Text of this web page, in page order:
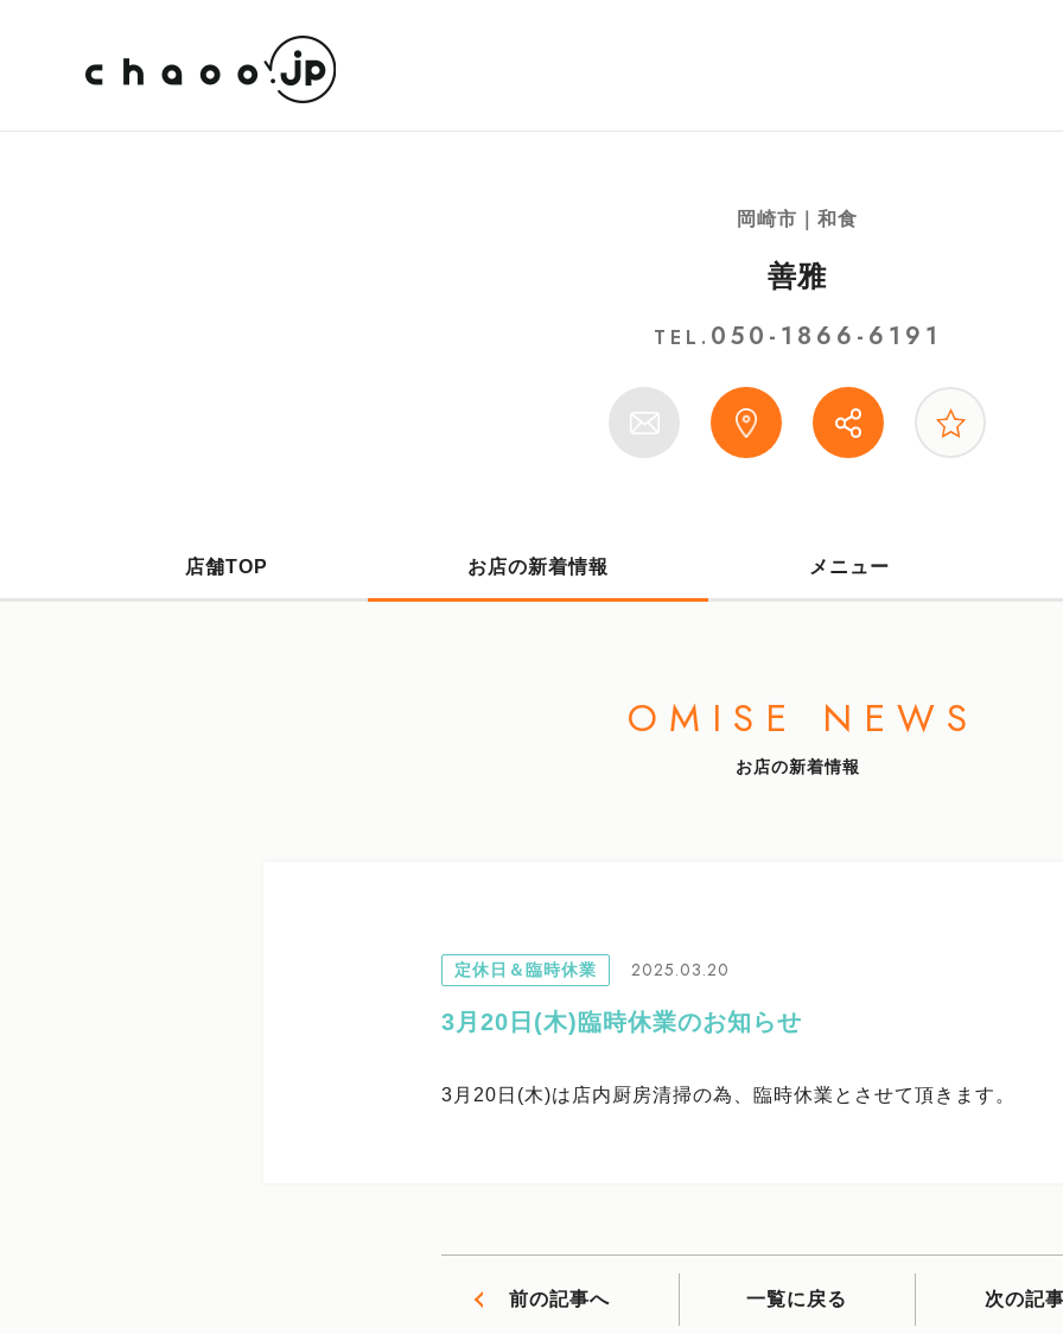
岡崎市｜和食
善雅
TEL. 050-1866-6191
店舗TOP お店の新着情報 メニュー
OMISE NEWS
お店の新着情報
定休日＆臨時休業 2025.03.20
3月20日(木)臨時休業のお知らせ
3月20日(木)は店内厨房清掃の為、臨時休業とさせて頂きます。
前の記事へ 次の記
一覧に戻る